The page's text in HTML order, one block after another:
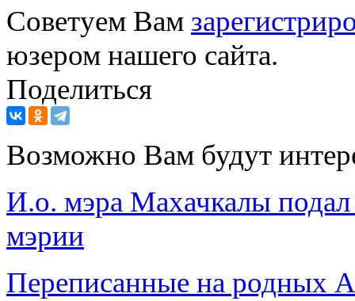
Советуем Вам
юзером нашего сайта.
Поделиться
Возможно Вам будут
И.о. мэра Махачкалы подал
мэрии
Переписанные на родных